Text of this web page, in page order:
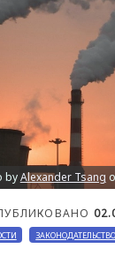
byAlexander Tsang
ЗАКОНОДАТЕЛЬСТВО